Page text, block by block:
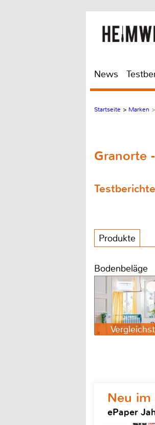
News
Startseite > Marken >
Granorte
Produkte
Bodenbeläge
Neu im
ePaper